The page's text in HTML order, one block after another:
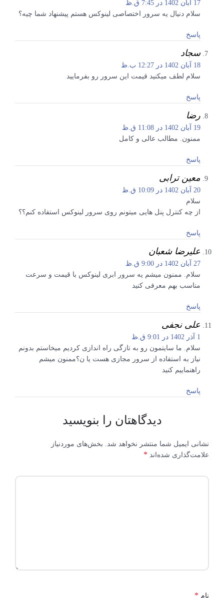
17 آبان 1402 در 7:45 ق.ظ
سلام دنیال یه سرور اختصاصی لینوکس هستم پیشنهاد شما چیه؟
پاسخ
سجاد
18 آبان 1402 در 12:27 ب.ظ
سلام لطف میکنید قیمت این سرور رو بفرمایید
پاسخ
رضا
19 آبان 1402 در 11:08 ق.ظ
ممنون. مطالب عالی و کامل
پاسخ
معین ترابی
20 آبان 1402 در 10:09 ق.ظ
سلام
از چه کنترل پنل هایی میتونم روی سرور لینوکس استفاده کنم؟؟
پاسخ
علیرضا شعبان
27 آبان 1402 در 9:00 ق.ظ
سلام. ممنون میشم یه سرور ابری لینوکس با قیمت و سرعت
مناسب بهم معرفی کنید
پاسخ
علی نجفی
1 آذر 1402 در 9:01 ق.ظ
سلام. ما سایتمون رو به تازگی راه اندازی کردیم میخاستم بدونم
نیاز به استفاده از سرور مجازی هست یا ن؟ممنون میشم
راهنماییم کنید
پاسخ
دیدگاهتان را بنویسید
نشانی ایمیل شما منتشر نخواهد شد. بخش‌های موردنیاز
علامت‌گذاری شده‌اند *
نام *